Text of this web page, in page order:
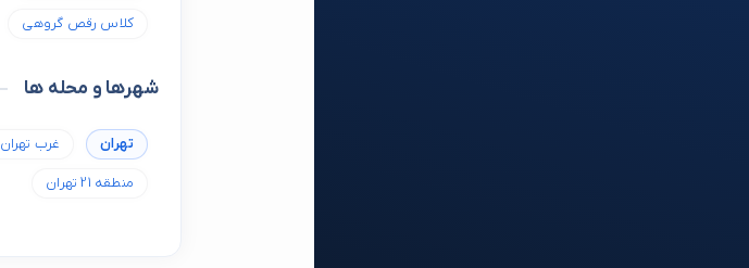
کلاس رقص گروهی
شهرها و محله ها
تهران غرب تهران
منطقه 21 تهران